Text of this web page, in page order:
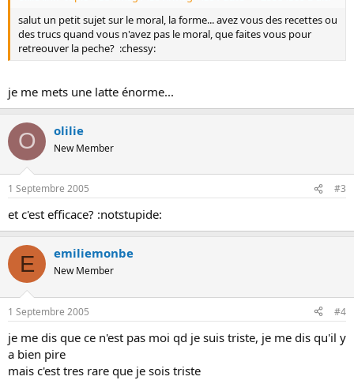
salut un petit sujet sur le moral, la forme... avez vous des recettes ou
des trucs quand vous n'avez pas le moral, que faites vous pour
retreouver la peche? :chessy:
je me mets une latte énorme...
O olilie
New Member
1 Septembre 2005 #3
et c'est efficace? :notstupide:
E emiliemonbe
New Member
1 Septembre 2005 #4
je me dis que ce n'est pas moi qd je suis triste, je me dis qu'il y
a bien pire
mais c'est tres rare que je sois triste